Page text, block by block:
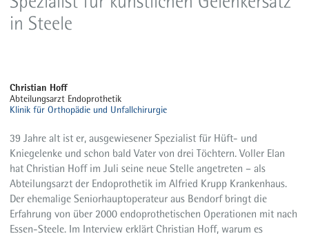
Newsletter
Zum Instagram-Profil
Mediathek
in Steele
Christian Hoff
Abteilungsarzt Endoprothetik
Klinik für Orthopädie und Unfallchirurgie
39 Jahre alt ist er, ausgewiesener Spezialist für Hüft- und
Kniegelenke und schon bald Vater von drei Töchtern. Voller Elan
hat Christian Hoff im Juli seine neue Stelle angetreten – als
Abteilungsarzt der Endoprothetik im Alfried Krupp Krankenhaus.
Der ehemalige Seniorhauptoperateur aus Bendorf bringt die
Erfahrung von über 2000 endoprothetischen Operationen mit nach
Essen-Steele. Im Interview erklärt Christian Hoff, warum es